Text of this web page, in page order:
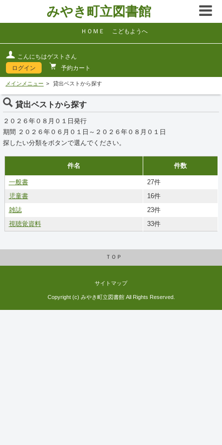
みやき町立図書館
ＨＯＭＥ こどもようへ
こんにちはゲストさん
ログイン
予約カート
メインメニュー 貸出ベストから探す
貸出ベストから探す
２０２６年０８月０１日発行
期間 ２０２６年０６月０１日～２０２６年０８月０１日
探したい分類をボタンで選んでください。
件名 件数
一般書
27件
児童書
16件
雑誌
23件
視聴覚資料
33件
ＴＯＰ
サイトマップ
Copyright (c) みやき町立図書館 All Rights Reserved.